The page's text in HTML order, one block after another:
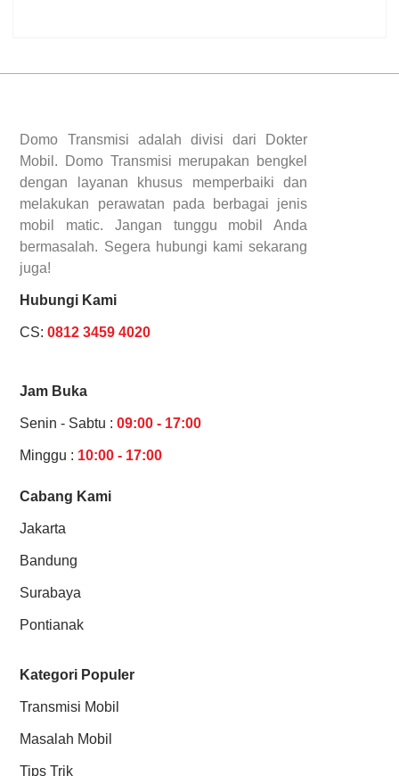
Domo Transmisi adalah divisi dari Dokter
Mobil. Domo Transmisi merupakan bengkel
dengan layanan khusus memperbaiki dan
melakukan perawatan pada berbagai jenis
mobil matic. Jangan tunggu mobil Anda
bermasalah. Segera hubungi kami sekarang
juga!
Hubungi Kami
CS:0812 3459 4020
Jam Buka
Senin - Sabtu :09:00 - 17:00
Minggu : 10:00 - 17:00
Cabang Kami
Jakarta
Bandung
Surabaya
Pontianak
Kategori Populer
Transmisi Mobil
Masalah Mobil
Tips Trik